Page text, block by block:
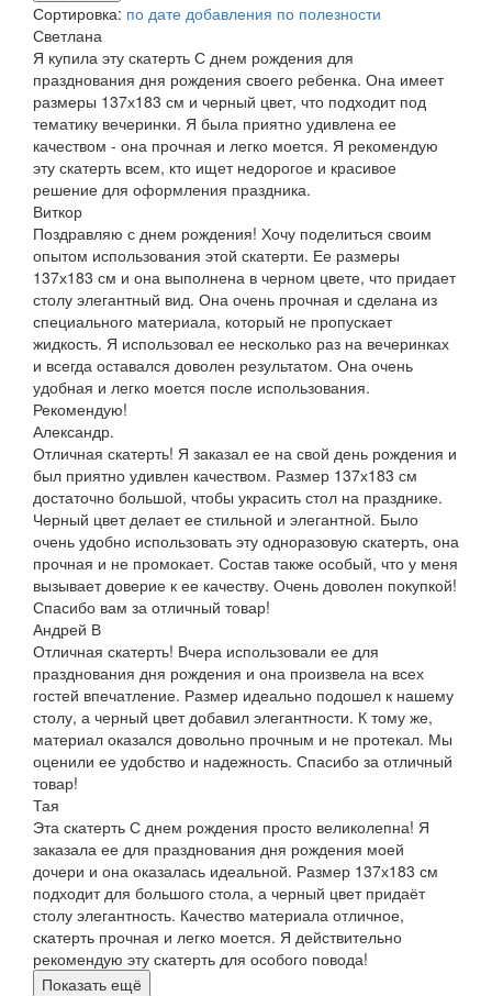
Сортировка: по дате добавления по полезности
Светлана
Я купила эту скатерть С днем рождения для
празднования дня рождения своего ребенка. Она имеет
размеры 137х183 см и черный цвет, что подходит под
тематику вечеринки. Я была приятно удивлена ее
качеством - она прочная и легко моется. Я рекомендую
эту скатерть всем, кто ищет недорогое и красивое
решение для оформления праздника.
Виткор
Поздравляю с днем рождения! Хочу поделиться своим
опытом использования этой скатерти. Ее размеры
137х183 см и она выполнена в черном цвете, что придает
столу элегантный вид. Она очень прочная и сделана из
специального материала, который не пропускает
жидкость. Я использовал ее несколько раз на вечеринках
и всегда оставался доволен результатом. Она очень
удобная и легко моется после использования.
Рекомендую!
Александр.
Отличная скатерть! Я заказал ее на свой день рождения и
был приятно удивлен качеством. Размер 137х183 см
достаточно большой, чтобы украсить стол на празднике.
Черный цвет делает ее стильной и элегантной. Было
очень удобно использовать эту одноразовую скатерть, она
прочная и не промокает. Состав также особый, что у меня
вызывает доверие к ее качеству. Очень доволен покупкой!
Спасибо вам за отличный товар!
Андрей В
Отличная скатерть! Вчера использовали ее для
празднования дня рождения и она произвела на всех
гостей впечатление. Размер идеально подошел к нашему
столу, а черный цвет добавил элегантности. К тому же,
материал оказался довольно прочным и не протекал. Мы
оценили ее удобство и надежность. Спасибо за отличный
товар!
Тая
Эта скатерть С днем рождения просто великолепна! Я
заказала ее для празднования дня рождения моей
дочери и она оказалась идеальной. Размер 137х183 см
подходит для большого стола, а черный цвет придаёт
столу элегантность. Качество материала отличное,
скатерть прочная и легко моется. Я действительно
рекомендую эту скатерть для особого повода!
Показать ещё